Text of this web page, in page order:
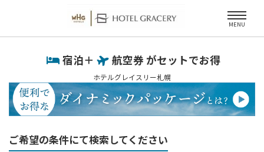
MENU
宿泊＋ 航空券 がセットでお得
ホテルグレイスリー札幌
ご希望の条件にて検索してください